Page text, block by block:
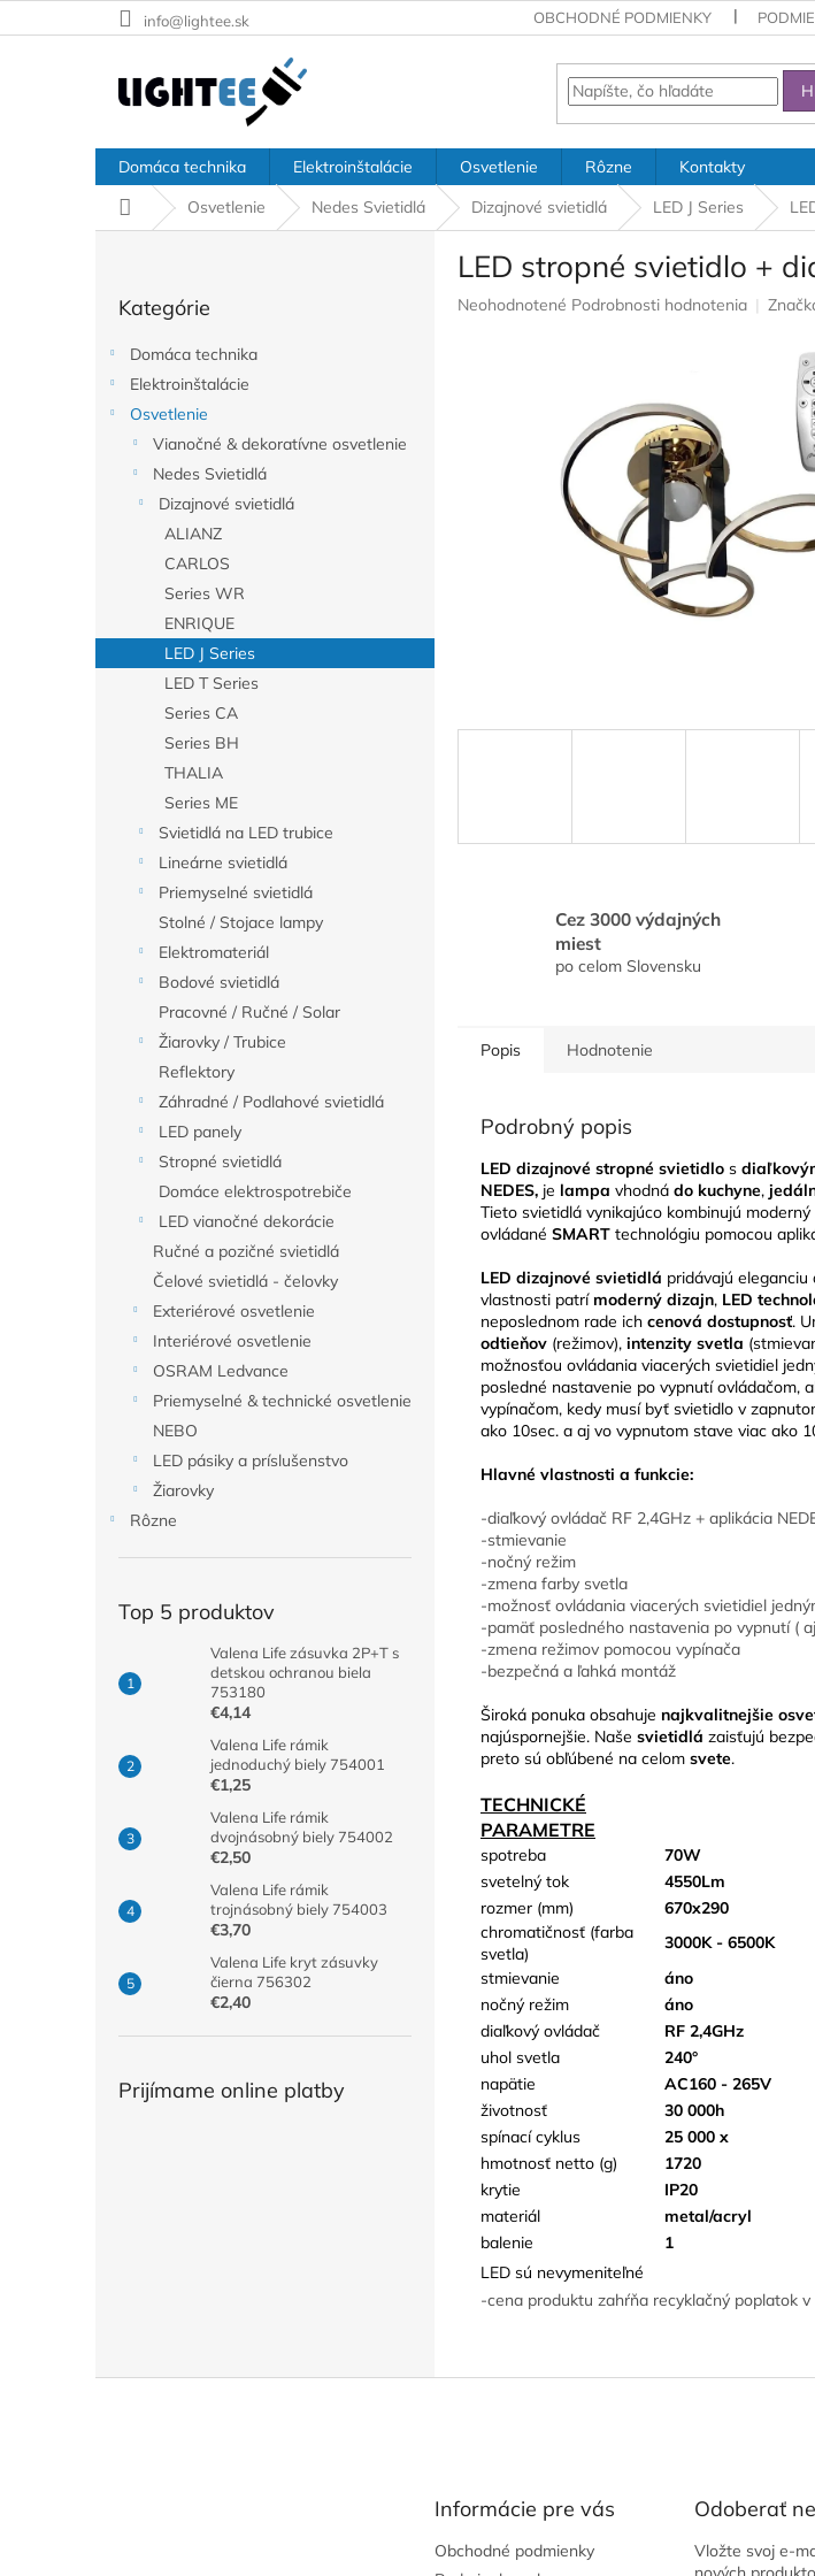
na
info@lightee.sk OBCHODNÉ PODMIENKY
Domáca technika Elektroinštalácie Osvetlenie Rôzne
Kontakty
DomovOsvetlenie Nedes Svietidlá Dizajnové svietidlá LED J Series
kategórie
Kategórie
Domáca technika
Elektroinštalácie
Osvetlenie
Vianočné & dekoratívne osvetlenie
Nedes Svietidlá
Dizajnové svietidlá
ALIANZ
CARLOS
Series WR
ENRIQUE
LED J Series
LED T Series
Series CA
Series BH
THALIA
Series ME
Svietidlá na LED trubice
Lineárne svietidlá
Priemyselné svietidlá
Stolné / Stojace lampy
Elektromateriál
Bodové svietidlá
Pracovné / Ručné / Solar
Žiarovky / Trubice
Reflektory
Záhradné / Podlahové svietidlá
LED panely
Stropné svietidlá
Domáce elektrospotrebiče
LED vianočné dekorácie
Ručné a pozičné svietidlá
Čelové svietidlá - čelovky
Exteriérové osvetlenie
Interiérové osvetlenie
OSRAM Ledvance
Priemyselné & technické osvetlenie
NEBO
LED pásiky a príslušenstvo
Žiarovky
Rôzne
Top 5 produktov
Valena Life zásuvka 2P+T s
detskou ochranou biela
753180
€4,14
Valena Life rámik
jednoduchý biely 754001
€1,25
Valena Life rámik
dvojnásobný biely 754002
€2,50
Valena Life rámik
trojnásobný biely 754003
€3,70
Valena Life kryt zásuvky
čierna 756302
€2,40
Prijímame online platby
LED stropné svietidlo +
Priemerné
Neohodnotené Podrobnosti hodnotenia
Cez 3000 výdajných
miest
po celom Slovensku
Popis Hodnotenie
Podrobný popis
LED dizajnové stropné svietidlo s
NEDES, je lampa vhodná do kuchyne,
Tieto svietidlá vynikajúco kombinujú
ovládané SMART technológiu pomocou
LED dizajnové svietidlá pridávajú
vlastnosti patrímoderný dizajn, LED
neposlednom rade ich cenová dostupnosť.
odtieňov (režimov), intenzity svetla
možnosťou ovládania viacerých svietidiel
posledné nastavenie po vypnutí ovládačom,
vypínačom, kedy musí byť svietidlo v
ako 10sec. a aj vo vypnutom stave viac ako
Hlavné vlastnosti a funkcie:
-diaľkový ovládač RF 2,4GHz + aplikácia
-stmievanie
-nočný režim
-zmena farby svetla
-možnosť ovládania viacerých svietidiel
-pamäť posledného nastavenia po vypnutí (
-zmena režimov pomocou vypínača
-bezpečná a ľahká montáž
Široká ponuka obsahuje najkvalitnejšie
najúspornejšie. Naše svietidlá zaisťujú
preto sú obľúbené na celom svete.
TECHNICKÉ
PARAMETRE
spotreba
70W
svetelný tok
4550Lm
rozmer (mm)
670x290
chromatičnosť (farba
svetla)
3000K - 6500K
stmievanie
áno
nočný režim
áno
diaľkový ovládač
RF 2,4GHz
uhol svetla
240°
napätie
AC160 - 265V
životnosť
30 000h
spínací cyklus
25 000 x
hmotnosť netto (g)
1720
krytie
IP20
materiál
metal/acryl
balenie
1
LED sú nevymeniteľné
-cena produktu zahŕňa recyklačný poplatok
Informácie pre vás
Obchodné podmienky
Odoberať
Vložte svoj e-